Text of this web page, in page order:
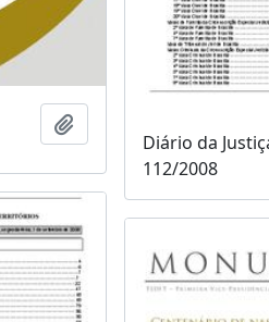
Diário da
112/2008